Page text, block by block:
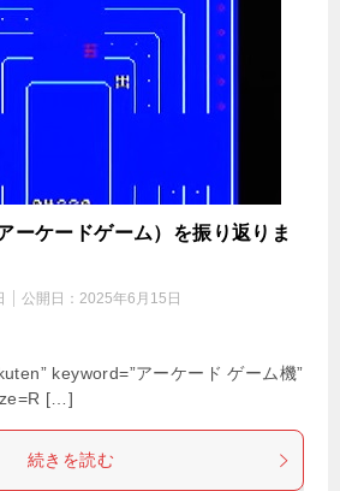
ーケードゲーム）を振り返りま
公開日： 2025年6月15日
keyword=”アーケード ゲーム機”
[…]
続きを読む